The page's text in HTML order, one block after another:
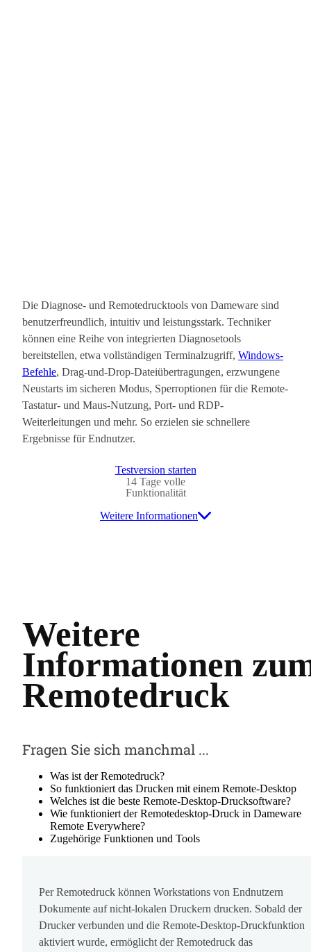
Die Diagnose- und Remotedrucktools von Dameware sind
benutzerfreundlich, intuitiv und leistungsstark. Techniker
können eine Reihe von integrierten Diagnosetools
bereitstellen, etwa vollständigen Terminalzugriff, Windows-
Befehle, Drag-und-Drop-Dateiübertragungen, erzwungene
Neustarts im sicheren Modus, Sperroptionen für die Remote-
Tastatur- und Maus-Nutzung, Port- und RDP-
Weiterleitungen und mehr. So erzielen sie schnellere
Ergebnisse für Endnutzer.
Testversion starten
14 Tage volle
Funktionalität
Weitere Informationen
Weitere
Informationen
Remotedruck
Fragen Sie sich manchmal ...
Was ist der Remotedruck?
So funktioniert das Drucken mit einem Remote-Desktop
Welches ist die beste Remote-Desktop-Drucksoftware?
Wie funktioniert der Remotedesktop-Druck in Dameware
Remote Everywhere?
Zugehörige Funktionen und Tools
Per Remotedruck können Workstations von Endnutzern
Dokumente auf nicht-lokalen Druckern drucken. Sobald der
Drucker verbunden und die Remote-Desktop-Druckfunktion
aktiviert wurde, ermöglicht der Remotedruck das